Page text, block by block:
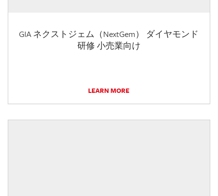
GIA ネクストジェム（NextGem） ダイヤモンド
研修 小売業向け
LEARN MORE